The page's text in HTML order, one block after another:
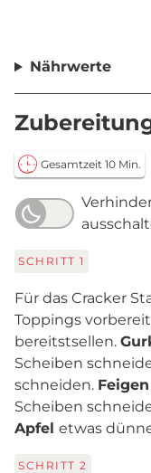
Nährwerte
Gesamtzeit 10 Min.
SCHRITT 1
Für das Cracker
Toppings
bereitstsellen.
Scheiben
schneiden. Feigen
Scheiben
Apfel etwas
SCHRITT 2